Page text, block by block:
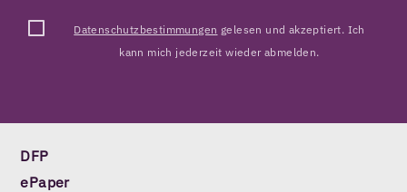
Datenschutzbestimmungen gelesen und akzeptiert. Ich
kann mich jederzeit wieder abmelden.
DFP
ePaper